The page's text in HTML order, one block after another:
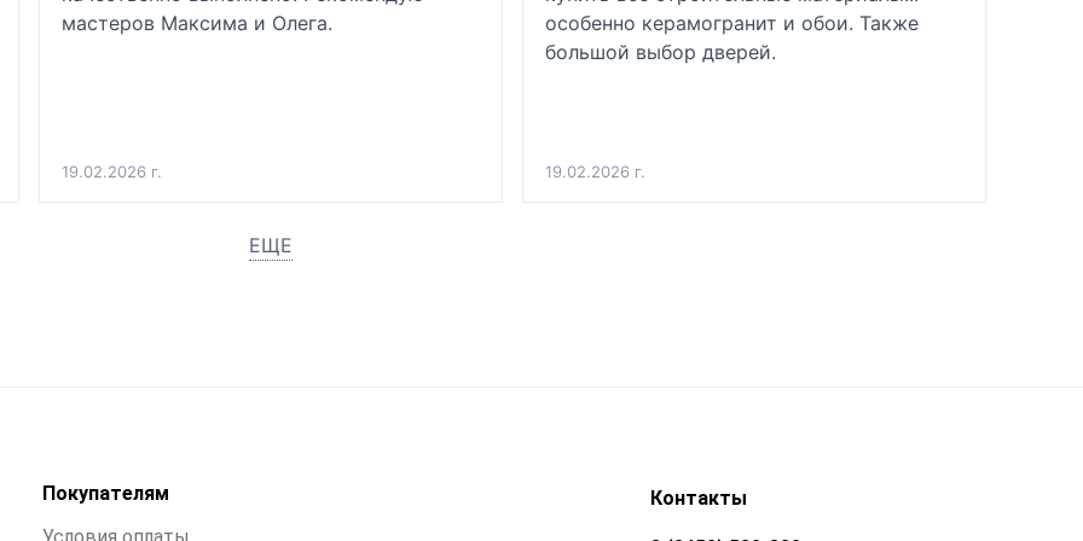
мастеров Максима и Олега.
19.02.2026 г.
особенно керамогранит и обои. Также
большой выбор дверей.
19.02.2026 г.
ЕЩЕ
Покупателям
Контакты